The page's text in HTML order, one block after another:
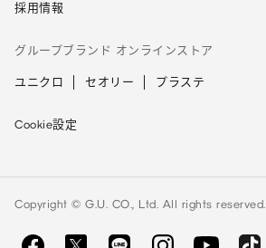
採用情報
グループブランド オンラインストア
ユニクロ セオリー プラステ
Cookie設定
Copyright © G.U. CO., Ltd. All rights reserved.